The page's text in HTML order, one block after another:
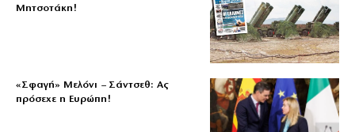
Μητσοτάκη!
«Σφαγή» Μελόνι – Σάντσεθ: Ας
πρόσεχε η Ευρώπη!